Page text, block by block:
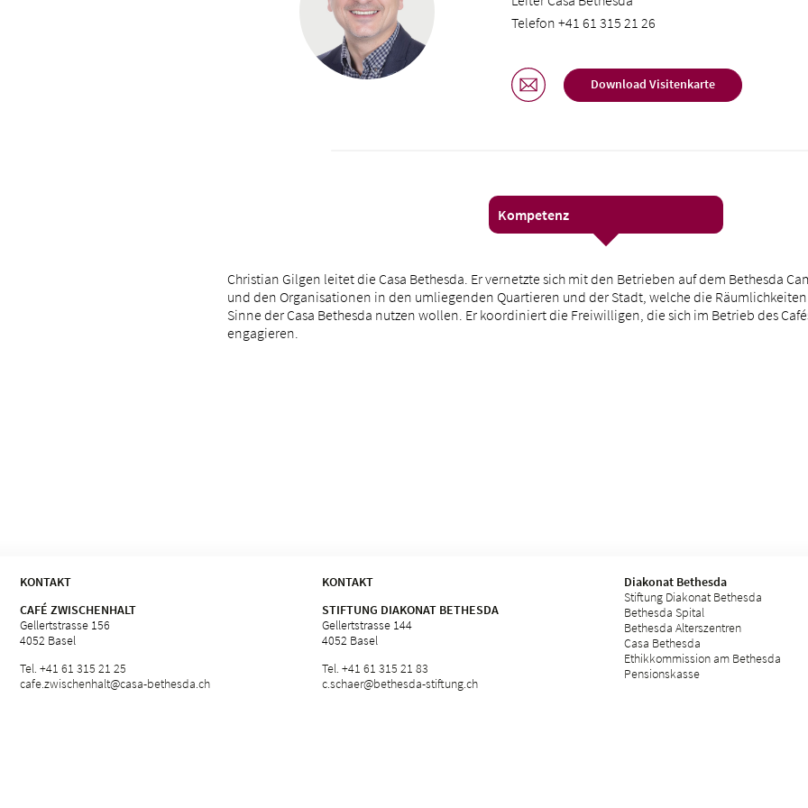
Telefon +41 61 315 21 26
Download Visitenkarte
Kompetenz
Christian Gilgen leitet die Casa Bethesda. Er vernetzte sich mit den Betrieben auf dem Bethesda
und den Organisationen in den umliegenden Quartieren und der Stadt, welche die
Sinne der Casa Bethesda nutzen wollen. Er koordiniert die Freiwilligen, die sich im Betrieb des
engagieren.
KONTAKT
CAFÉ ZWISCHENHALT
Gellertstrasse 156
4052 Basel
Tel. +41 61 315 21 25
cafe.zwischenhalt@casa-bethesda.ch
KONTAKT
STIFTUNG DIAKONAT BETHESDA
Gellertstrasse 144
4052 Basel
Tel. +41 61 315 21 83
c.schaer@bethesda-stiftung.ch
Diakonat Bethesda
Stiftung Diakonat Bethesda
Bethesda Spital
Bethesda Alterszentren
Casa Bethesda
Ethikkommission am Bethesda
Pensionskasse